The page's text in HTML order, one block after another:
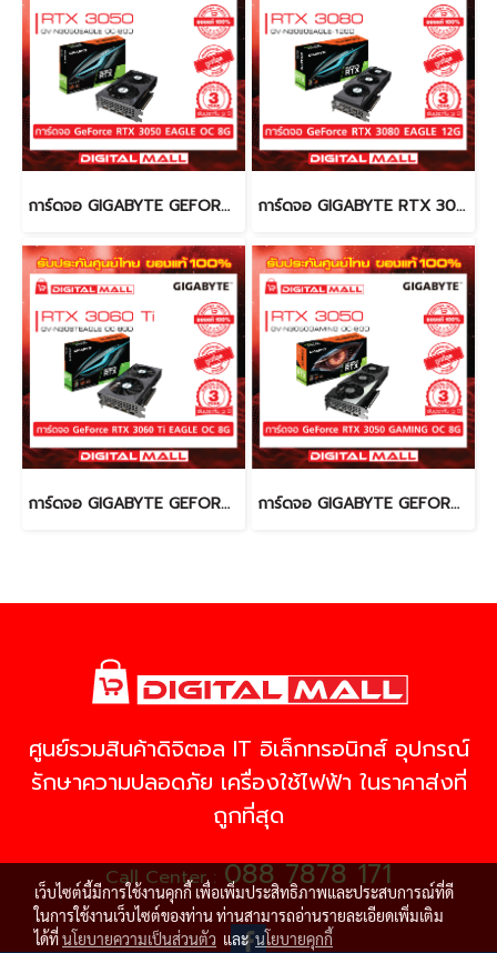
การ์ดจอ GIGABYTE GEFORCE RTX 3050 (VGA) การ์ดจอ GIGABYTE RTX 3080 (VGA)
การ์ดจอ GIGABYTE GEFORCE 3060 Ti (VGA) การ์ดจอ GIGABYTE GEFORCE RTX 3050 (VGA)
ศูนย์รวมสินค้าดิจิตอล IT อิเล็กทรอนิกส์ อุปกรณ์
รักษาความปลอดภัย เครื่องใช้ไฟฟ้า ในราคาส่งที่
ถูกที่สุด
Call Center : 088 7878 171
เว็บไซต์นี้มีการใช้งานคุกกี้ เพื่อเพิ่มประสิทธิภาพและประสบการณ์ที่ดี
ในการใช้งานเว็บไซต์ของท่าน ท่านสามารถอ่านรายละเอียดเพิ่มเติม
ได้ที่นโยบายความเป็นส่วนตัว และนโยบายคุกกี้